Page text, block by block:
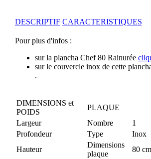
DESCRIPTIF CARACTERISTIQUES
Pour plus d'infos :
sur la plancha Chef 80 Rainurée
sur le couvercle inox de cette
.
DIMENSIONS et
POIDS
PLAQUE
Largeur
Nombre
1
Profondeur
Type
Inox
Hauteur
Dimensions
plaque
80